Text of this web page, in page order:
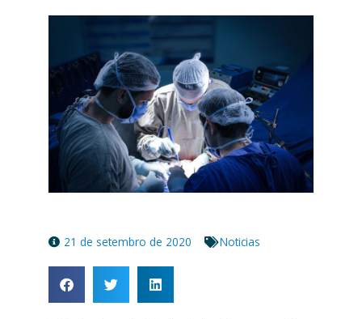
21 de setembro de 2020 Noticias